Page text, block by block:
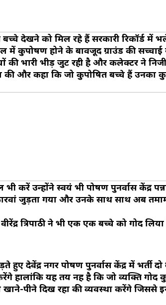
देखने को मिल रहे हैं सरकारी रिकॉर्ड में
कुपोषण होने के बावजूद ग्राउंड की सच्चाई
की भारी भीड़ जुट रही है और कलेक्टर ने
और कहा कि जो कुपोषित बच्चे हैं उनका
करें उन्होंने स्वयं भी पोषण पुनर्वास केंद्र
जुड़ता गया और उनके साथ साथ अब तमाम
त्रिपाठी ने भी एक एक बच्चे को गोद
देवेंद्र नगर पोषण पुनर्वास केंद्र में भर्ती
यह तय नहीं है कि जो व्यक्ति गोद
खाने-पीने दिख रहा की व्यवस्था करेंगे जिससे